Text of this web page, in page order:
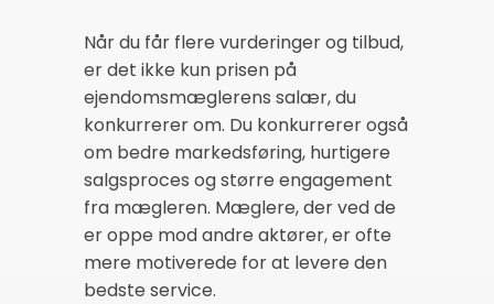
Når du får flere vurderinger og tilbud,
er det ikke kun prisen på
ejendomsmæglerens salær, du
konkurrerer om. Du konkurrerer også
om bedre markedsføring, hurtigere
salgsproces og større engagement
fra mægleren. Mæglere, der ved de
er oppe mod andre aktører, er ofte
mere motiverede for at levere den
bedste service.